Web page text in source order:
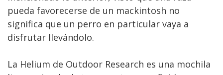
pueda favorecerse de un mackintosh no
significa que un perro en particular vaya a
disfrutar llevándolo.
La Helium de Outdoor Research es una mochila